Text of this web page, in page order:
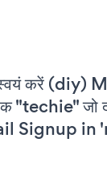
करें (diy)
जो
Signup in